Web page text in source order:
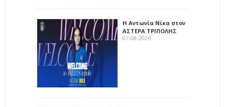
Η Αντωνία Νίκα στον
ΑΣΤΕΡΑ ΤΡΙΠΟΛΗΣ
07-08-2026